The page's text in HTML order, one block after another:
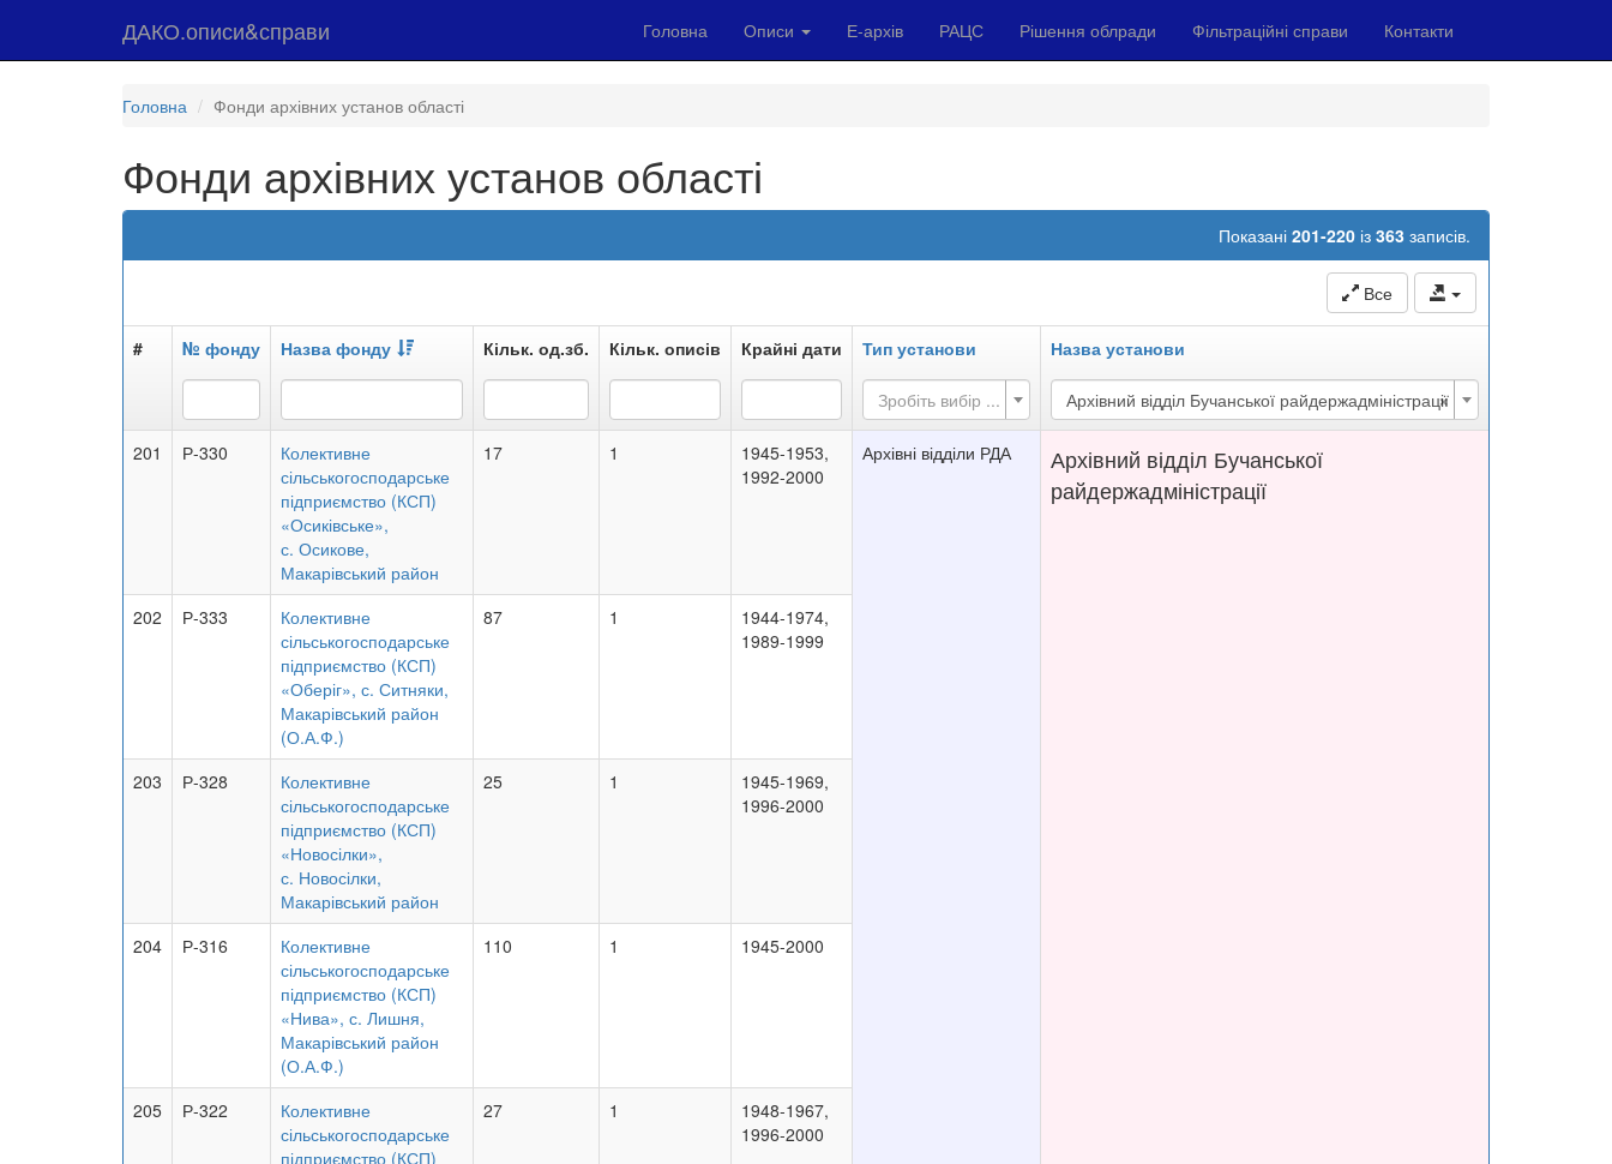
ДАКО.описи&справи Головна Описи Е-архів РАЦС Рішення облради Фільтраційні справи Контакти
Головна Фонди архівних установ області
Фонди архівних установ області
Показані 201-220 із 363 записів.
Все
# № фонду Назва фонду Кільк. од.зб. Кільк. описів Крайні дати Тип установи Назва установи
Зробіть вибір ... ×
Архівний відділ Бучанської райдержадміністрації
201 Р-330
Колективне
сільськогосподарське
підприємство (КСП)
«Осиківське»,
с. Осикове,
Макарівський район
17 1
1945-1953,
1992-2000
Архівні відділи РДА
Архівний відділ Бучанської
райдержадміністрації
202 Р-333
Колективне
сільськогосподарське
підприємство (КСП)
«Оберіг», с. Ситняки,
Макарівський район
(О.А.Ф.)
87 1
1944-1974,
1989-1999
203 Р-328
Колективне
сільськогосподарське
підприємство (КСП)
«Новосілки»,
с. Новосілки,
Макарівський район
25 1
1945-1969,
1996-2000
204 Р-316
Колективне
сільськогосподарське
підприємство (КСП)
«Нива», с. Лишня,
Макарівський район
(О.А.Ф.)
110 1 1945-2000
205 Р-322
Колективне
сільськогосподарське
підприємство (КСП)
27 1
1948-1967,
1996-2000